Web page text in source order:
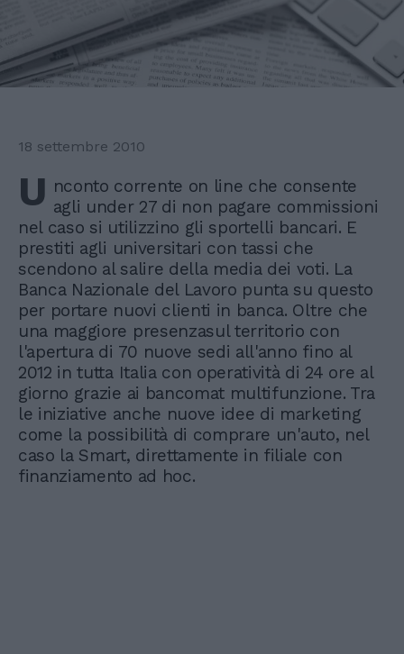
18 settembre 2010
U nconto corrente on line che consente
agli under 27 di non pagare commissioni
nel caso si utilizzino gli sportelli bancari. E
prestiti agli universitari con tassi che
scendono al salire della media dei voti. La
Banca Nazionale del Lavoro punta su questo
per portare nuovi clienti in banca. Oltre che
una maggiore presenzasul territorio con
l'apertura di 70 nuove sedi all'anno fino al
2012 in tutta Italia con operatività di 24 ore al
giorno grazie ai bancomat multifunzione. Tra
le iniziative anche nuove idee di marketing
come la possibilità di comprare un'auto, nel
caso la Smart, direttamente in filiale con
finanziamento ad hoc.